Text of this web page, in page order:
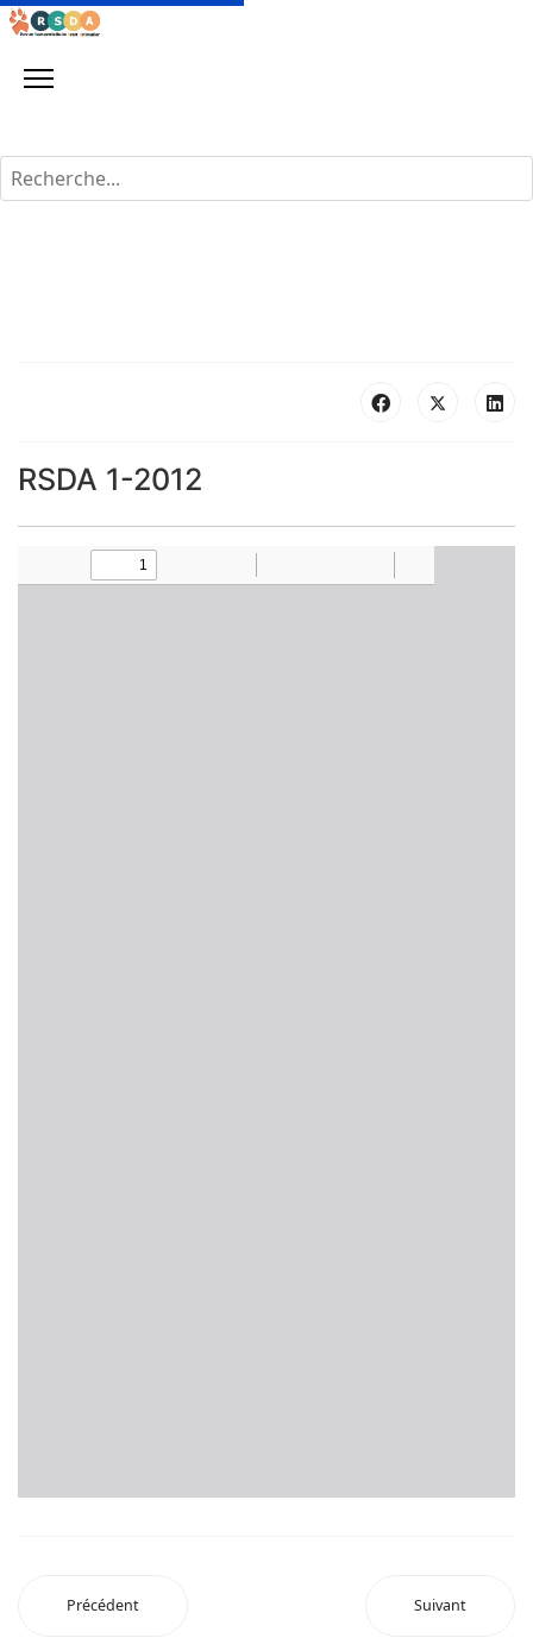
Rechercher
RSDA 1-2012
Précédent Suivant